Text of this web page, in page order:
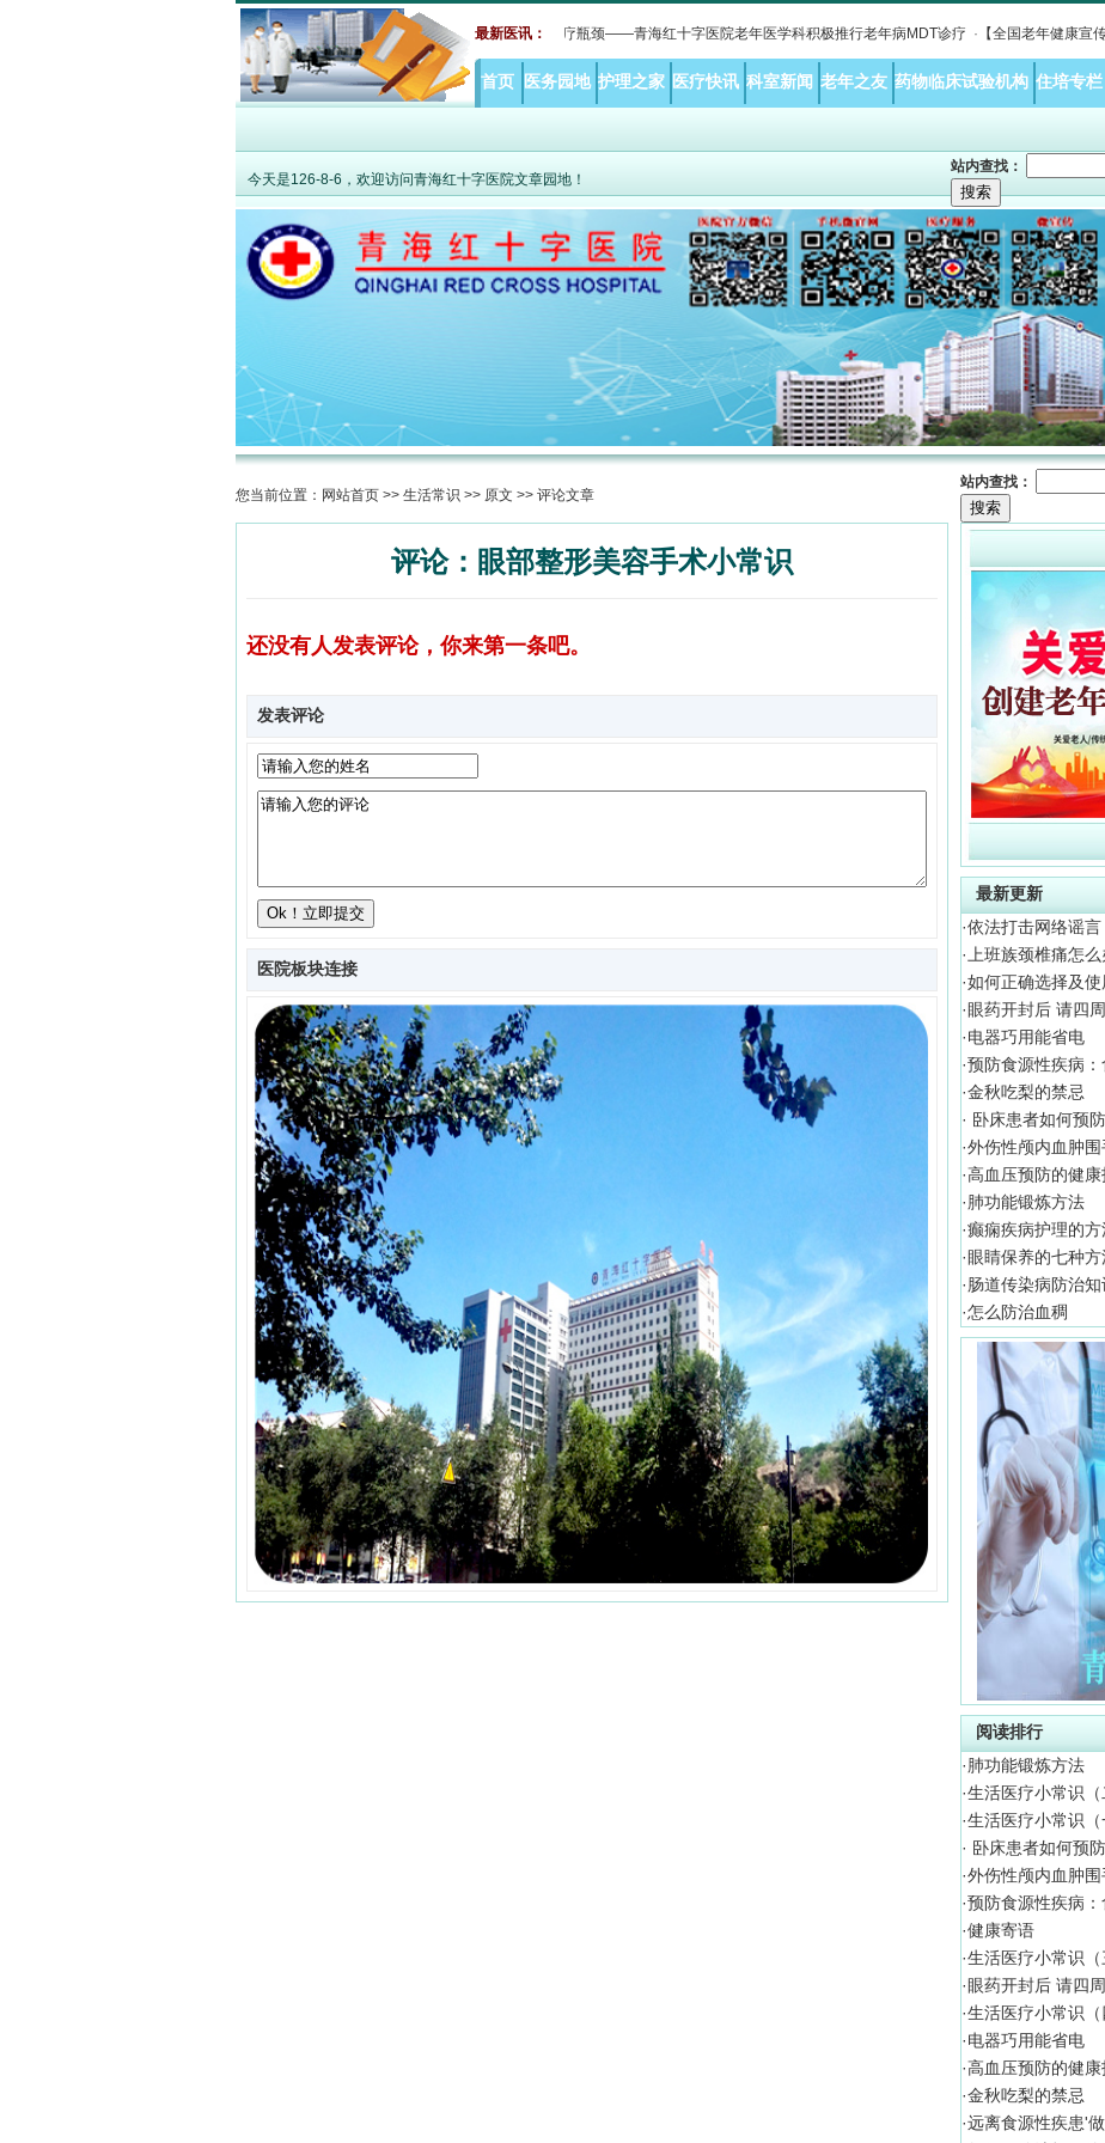
最新医讯：
·聚力攻克高原老年共病难题 MDT打破综合诊疗瓶颈——青海红十字医院老年医学科积极推行老年病MDT诊疗·【全国老年健康宣传周
首页 医务园地 护理之家 医疗快讯 科室新闻 老年之友 药物临床试验机构 住培专栏
今天是126-8-6，欢迎访问青海红十字医院文章园地！
站内查找：
您当前位置： 网站首页 >> 生活常识 >> 原文 >> 评论文章
站内查找：
评论：眼部整形美容手术小常识
还没有人发表评论，你来第一条吧。
发表评论
医院板块连接
最新更新
·依法打击网络谣
· 上班族颈椎痛怎
·如何正确选择及
·眼药开封后 请四
·电器巧用能省电
·预防食源性疾病
·金秋吃梨的禁忌
· 卧床患者如何预
·外伤性颅内血肿
·高血压预防的健康
·肺功能锻炼方法
·癫痫疾病护理的
·眼睛保养的七种方
· 肠道传染病防治知
·怎么防治血稠
阅读排行
·肺功能锻炼方法
·生活医疗小常识（
·生活医疗小常识（
· 卧床患者如何预
·外伤性颅内血肿
·预防食源性疾病
·健康寄语
·生活医疗小常识（
·眼药开封后 请四
·生活医疗小常识（
·电器巧用能省电
·高血压预防的健康
·金秋吃梨的禁忌
·远离食源性疾患'